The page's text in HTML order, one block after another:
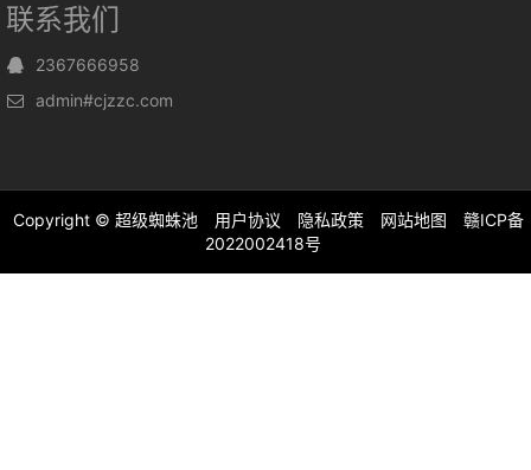
联系我们
2367666958
admin#cjzzc.com
Copyright © 超级蜘蛛池 用户协议 隐私政策 网站地图
赣ICP备
2022002418号